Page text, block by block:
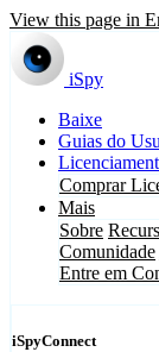
View this page in
iSpy
Baixe
Guias do
Comprar
Mais
Sobre
Comunidade
Entre em
iSpyConnect